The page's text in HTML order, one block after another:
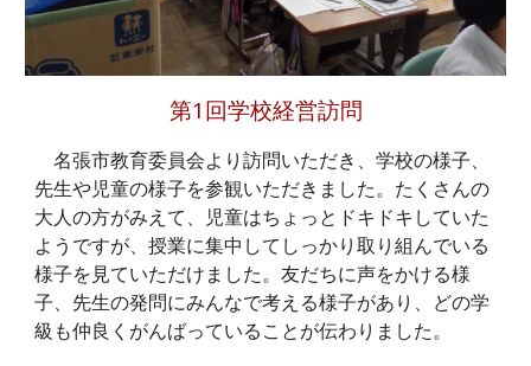
第1回学校経営訪問
名張市教育委員会より訪問いただき、学校の様子、
先生や児童の様子を参観いただきました。たくさんの
大人の方がみえて、児童はちょっとドキドキしていた
ようですが、授業に集中してしっかり取り組んでいる
様子を見ていただけました。友だちに声をかける様
子、先生の発問にみんなで考える様子があり、どの学
級も仲良くがんばっていることが伝わりました。